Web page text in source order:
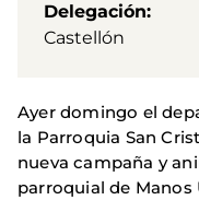
Delegación
Castellón
Ayer domingo el
la Parroquia San
nueva campaña y
parroquial de